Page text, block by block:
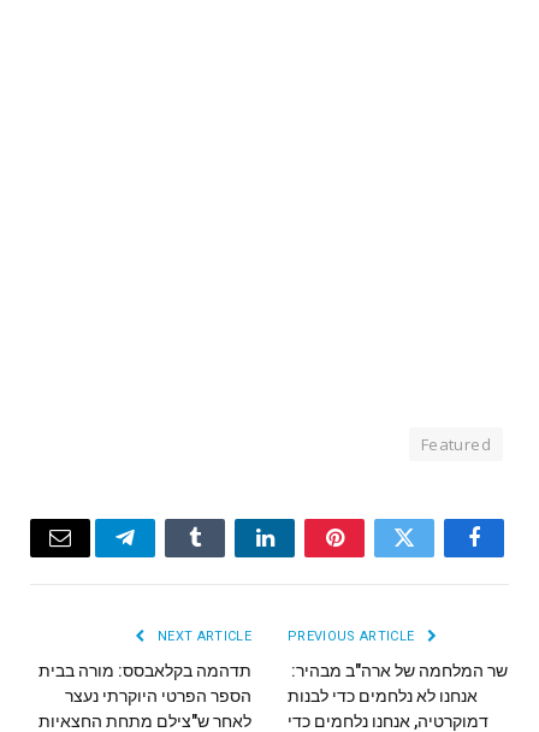
Featured
Facebook
Twitter
Pinterest
LinkedIn
Tumblr
Telegram
Email
שר המלחמה של ארה"ב מבהיר:
אנחנו לא נלחמים כדי לבנות
דמוקרטיה, אנחנו נלחמים כדי
NEXT ARTICLE
תדהמה בקלאבסס: מורה בבית
הספר הפרטי היוקרתי נעצר
לאחר ש"צילם מתחת החצאיות